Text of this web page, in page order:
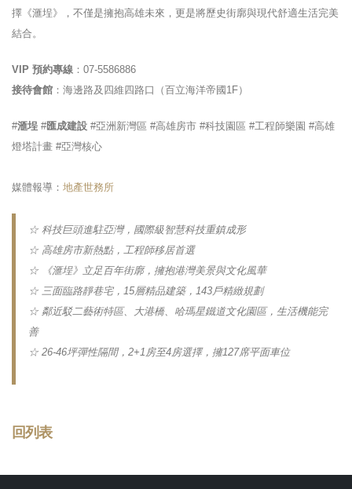
擇《滙埕》，不僅是擁抱高雄未來，更是將歷史街廓與現代舒適生活完美
結合。
VIP 預約專線 ：07-5586886
接待會館 ：海邊路及四維四路口（百立海洋帝國1F）
#滙埕 #匯成建設 #亞洲新灣區 #高雄房市 #科技園區 #工程師樂園 #高雄
燈塔計畫 #亞灣核心
媒體報導： 地產世務所
☆ 科技巨頭進駐亞灣，國際級智慧科技重鎮成形
☆ 高雄房市新熱點，工程師移居首選
☆ 《滙埕》立足百年街廓，擁抱港灣美景與文化風華
☆ 三面臨路靜巷宅，15層精品建築，143戶精緻規劃
☆ 鄰近駁二藝術特區、大港橋、哈瑪星鐵道文化園區，生活機能完
善
☆ 26-46坪彈性隔間，2+1房至4房選擇，擁127席平面車位
回列表